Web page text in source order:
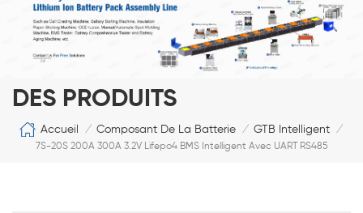
DES PRODUITS
Accueil / Composant De La Batterie / GTB Intelligent
/
7S-20S 200A 300A 3.2V Lifepo4 BMS Intelligent Avec UART RS485